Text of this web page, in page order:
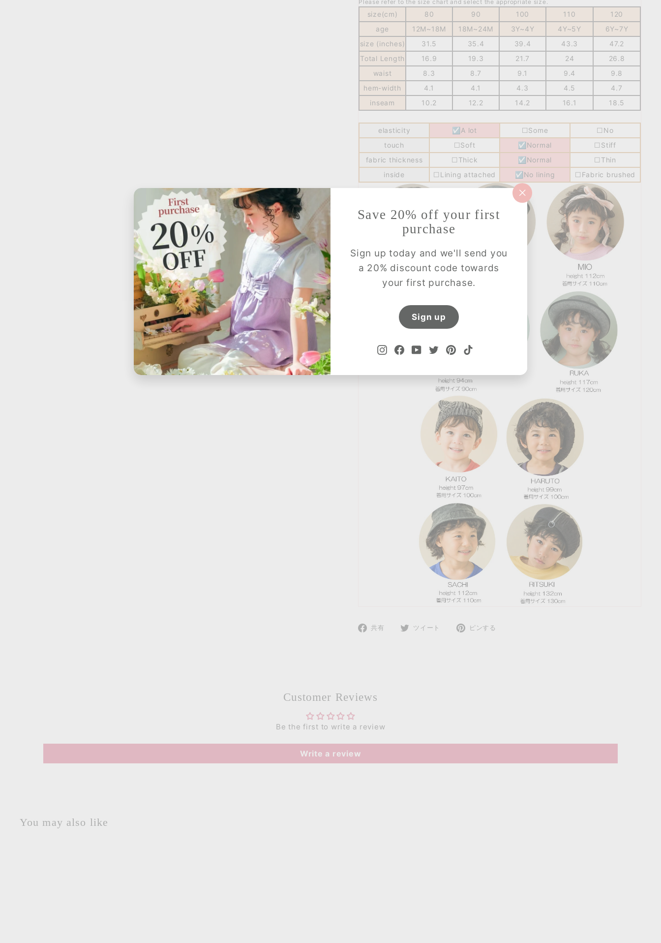
Save 20% off your first
purchase
Sign up today and we'll send you
a 20% discount code towards
your first purchase.
Sign up
InstagramFacebook
YouTube
TwitterPinterest
"閉
じ
（esc）"
Please refer to the size chart and select the appropriate size.
size(cm) 80 90 100 110
120
age
12M~18M 18M~24M 3Y~4Y 4Y~5Y 6Y~7Y
size (inches)
31.5 35.4 39.4 43.3
47.2
Total Length
16.9 19.3 21.7 24
26.8
waist
8.3 8.7 9.1 9.4
9.8
hem-width
4.1 4.1 4.3 4.5
4.7
inseam
10.2 12.2 14.2 16.1 18.5
elasticity ☑A lot ☐Some
☐No
touch
☐Soft ☑Normal
☐Stiff
fabric thickness
☐Thick ☑Normal
☐Thin
inside
☐Lining attached ☑No lining ☐Fabric brushed
共有
Facebook
ツイート
Twitterピンする
Customer Reviews
Be the first to write a review
Write a review
You may also like